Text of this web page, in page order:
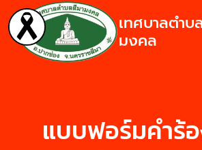
เทศบาลตำบ
มงคล
แบบฟอร์มคำร้